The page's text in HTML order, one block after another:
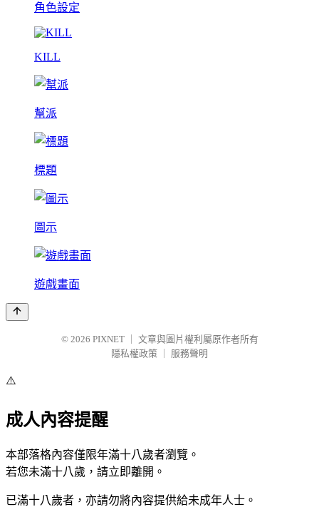
角色設定
KILL
幫派
標題
圖示
遊戲畫面
© 2026 PIXNET
文章與圖片權利屬原作者所有
隱私權政策
服務聲明
⚠️
成人內容提醒
本部落格內容僅限年滿十八歲者瀏覽。
若您未滿十八歲，請立即離開。
已滿十八歲者，亦請勿將內容提供給未成年人士。